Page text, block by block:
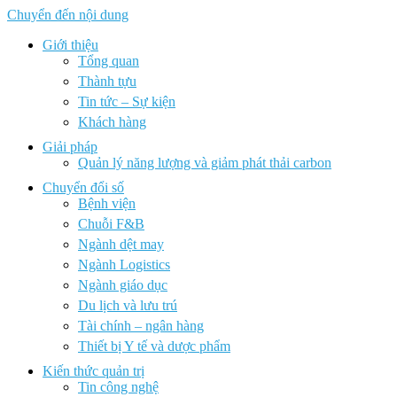
Chuyển đến nội dung
Giới thiệu
Tổng quan
Thành tựu
Tin tức – Sự kiện
Khách hàng
Giải pháp
Quản lý năng lượng và giảm phát thải carbon
Chuyển đổi số
Bệnh viện
Chuỗi F&B
Ngành dệt may
Ngành Logistics
Ngành giáo dục
Du lịch và lưu trú
Tài chính – ngân hàng
Thiết bị Y tế và dược phẩm
Kiến thức quản trị
Tin công nghệ